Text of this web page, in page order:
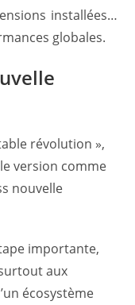
installées…
globales.
révolution »,
version comme
nouvelle
importante,
aux
écosystème